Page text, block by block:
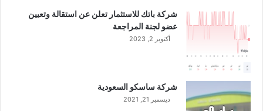
ت
ر
شركة باتك للاستثمار تعلن عن استقالة وتعيين
عضو لجنة المراجعة
أكتوبر 2, 2023
شركة ساسكو السعودية
ديسمبر 21, 2021